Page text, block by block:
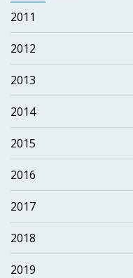
2011
2012
2013
2014
2015
2016
2017
2018
2019